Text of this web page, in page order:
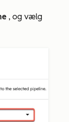
, og vælg